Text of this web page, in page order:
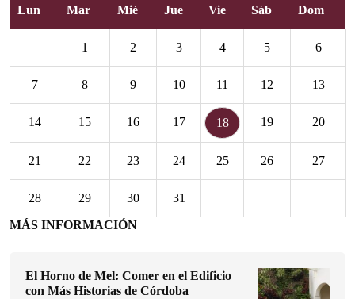
Lun Mar Mié Jue Vie Sáb Dom
1 2 3 4 5 6
7 8 9 10 11 12 13
14 15 16 17 18 19 20
21 22 23 24 25 26 27
28 29 30
31
MÁS INFORMACIÓN
El Horno de Mel: Comer en el Edificio
con Más Historias de Córdoba